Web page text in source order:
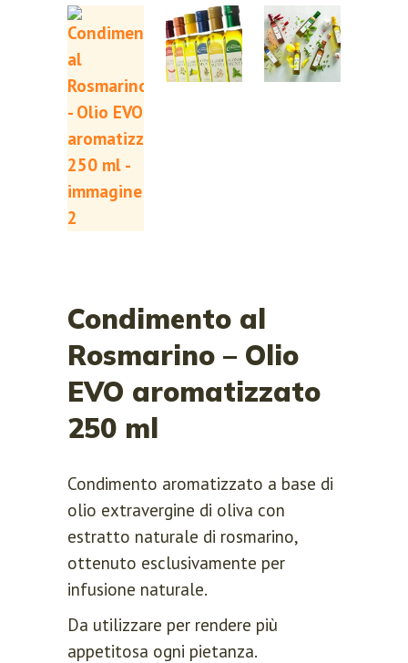
Condimento al
Rosmarino – Olio
EVO aromatizzato
250 ml
Condimento aromatizzato a base di
olio extravergine di oliva con
estratto naturale di rosmarino,
ottenuto esclusivamente per
infusione naturale.
Da utilizzare per rendere più
appetitosa ogni pietanza.